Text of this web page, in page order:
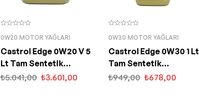
0W20 MOTOR YAĞLARI
Castrol Edge 0W20 V 5
Lt Tam Sentetik
Partiküllü Motor Yağı
₺5.041,00 ₺3.601,00
0W30 MOTOR YAĞLARI
Castrol Edge 0W30 1 Lt
Tam Sentetik
Partiküllü Motor Yağı
₺949,00 ₺678,00